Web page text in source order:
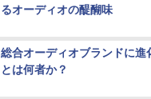
るオーディオの醍醐味
総合オーディオブランドに進
とは何者か？